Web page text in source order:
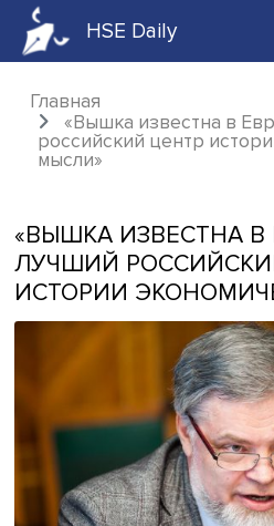
HSE Daily
Главная
«Вышка известна
российский центр
«ВЫШКА
ЛУЧШИЙ
ИСТОРИИ